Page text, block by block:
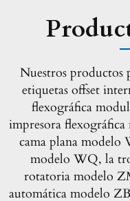
Nuestros productos
etiquetas offset
flexográfica
impresora
cama plana modelo
modelo WQ, la
rotatoria modelo
automática modelo